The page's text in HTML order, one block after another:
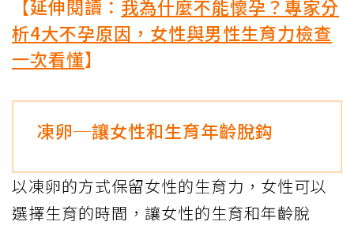
【延伸閱讀： 我為什麼不能懷孕？專家分
析4大不孕原因，女性與男性生育力檢查
一次看懂】
凍卵─讓女性和生育年齡脫鈎
以凍卵的方式保留女性的生育力，女性可以
選擇生育的時間，讓女性的生育和年齡脫